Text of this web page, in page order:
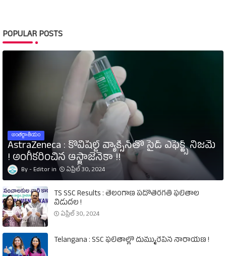
POPULAR POSTS
అంతర్జాతీయం
AstraZeneca : కోవిషీల్డ్‌ వ్యాక్సిన్‌తో సైడ్‌ ఎఫెక్ట్స్‌ నిజమే
! అంగీకరించిన ఆస్ట్రాజెనెకా !!
Editor ఏప్రిల్ 30, 2024
TS SSC Results : తెలంగాణ పదోతరగతి ఫలితాల
విడుదల !
ఏప్రిల్ 30, 2024
Telangana : SSC ఫలితాల్లో దుమ్మురేపిన నారాయణ !